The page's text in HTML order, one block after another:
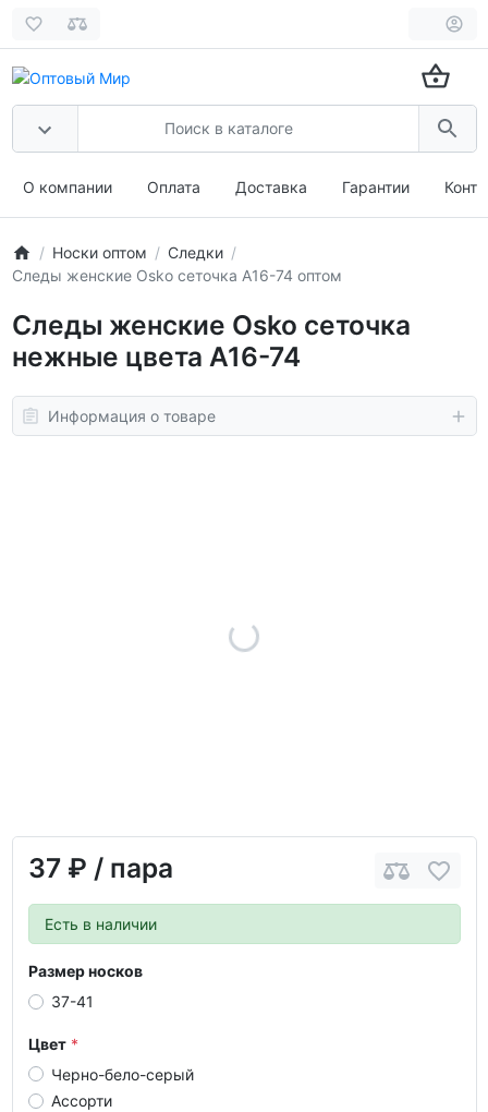
О компании Оплата Доставка Гарантии
Носки оптом
Следки
Следы женские Osko сеточка А16-74 оптом
Следы женские Osko сеточка
нежные цвета А16-74
Информация о товаре
37 ₽ / пара
Есть в наличии
Размер носков
37-41
Цвет
Черно-бело-серый
Ассорти